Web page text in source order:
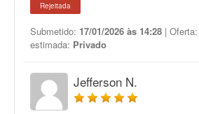
Rejeitada
Submetido: 17/01/2026 às 14:28 | Oferta:
estimada: Privado
Jefferson N.